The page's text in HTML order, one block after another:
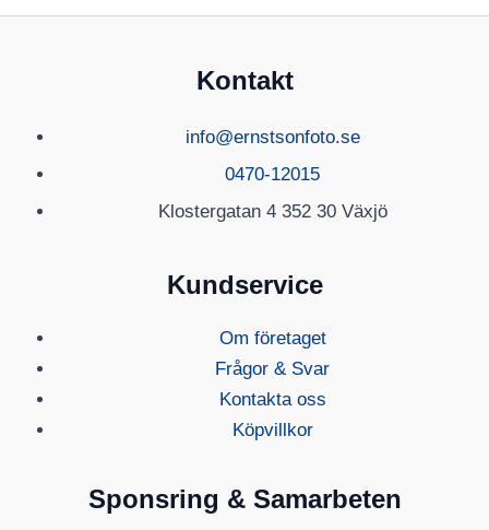
Kontakt
info@ernstsonfoto.se
0470-12015
Klostergatan 4 352 30 Växjö
Kundservice
Om företaget
Frågor & Svar
Kontakta oss
Köpvillkor
Sponsring & Samarbeten